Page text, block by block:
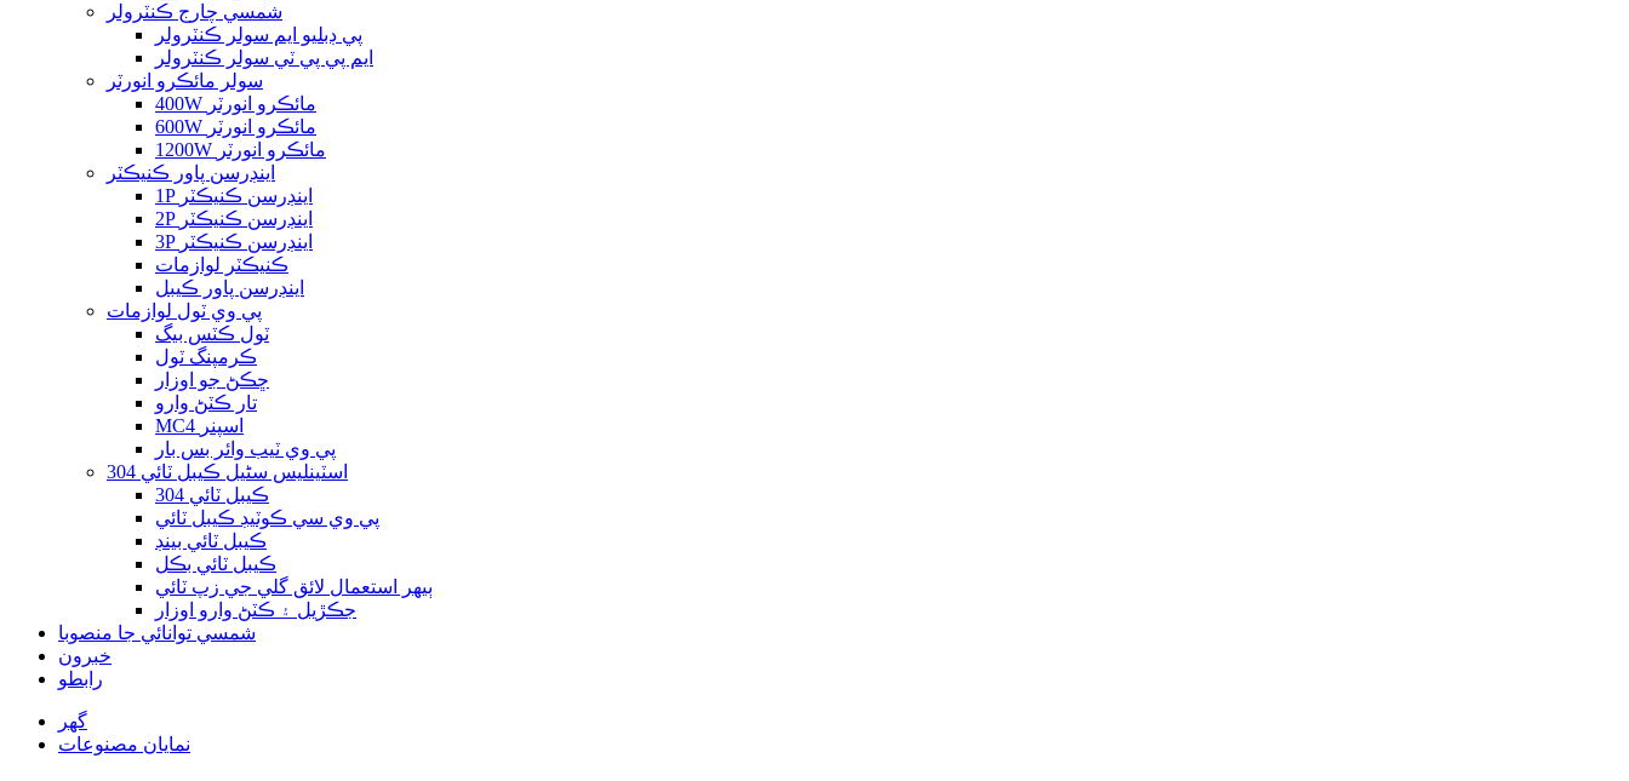
شمسي چارج ڪنٽرولر
پي ڊبليو ايم سولر ڪنٽرولر
ايم پي پي ٽي سولر ڪنٽرولر
سولر مائڪرو انورٽر
400W مائڪرو انورٽر
600W مائڪرو انورٽر
1200W مائڪرو انورٽر
اينڊرسن پاور ڪنيڪٽر
1P اينڊرسن ڪنيڪٽر
2P اينڊرسن ڪنيڪٽر
3P اينڊرسن ڪنيڪٽر
ڪنيڪٽر لوازمات
اينڊرسن پاور ڪيبل
پي وي ٽول لوازمات
ٽول ڪٽس بيگ
ڪرمپنگ ٽول
ڇڪڻ جو اوزار
تار ڪٽڻ وارو
MC4 اسپنر
پي وي ٽيب وائر بس بار
304 اسٽينلیس سٹیل ڪيبل ٽائي
304 ڪيبل ٽائي
پي وي سي ڪوٽيڊ ڪيبل ٽائي
ڪيبل ٽائي بينڊ
ڪيبل ٽائي بڪل
ٻيهر استعمال لائق گلي جي زپ ٽائي
جڪڙيل ۽ ڪٽڻ وارو اوزار
شمسي توانائي جا منصوبا
خبرون
رابطو
گھر
نمايان مصنوعات